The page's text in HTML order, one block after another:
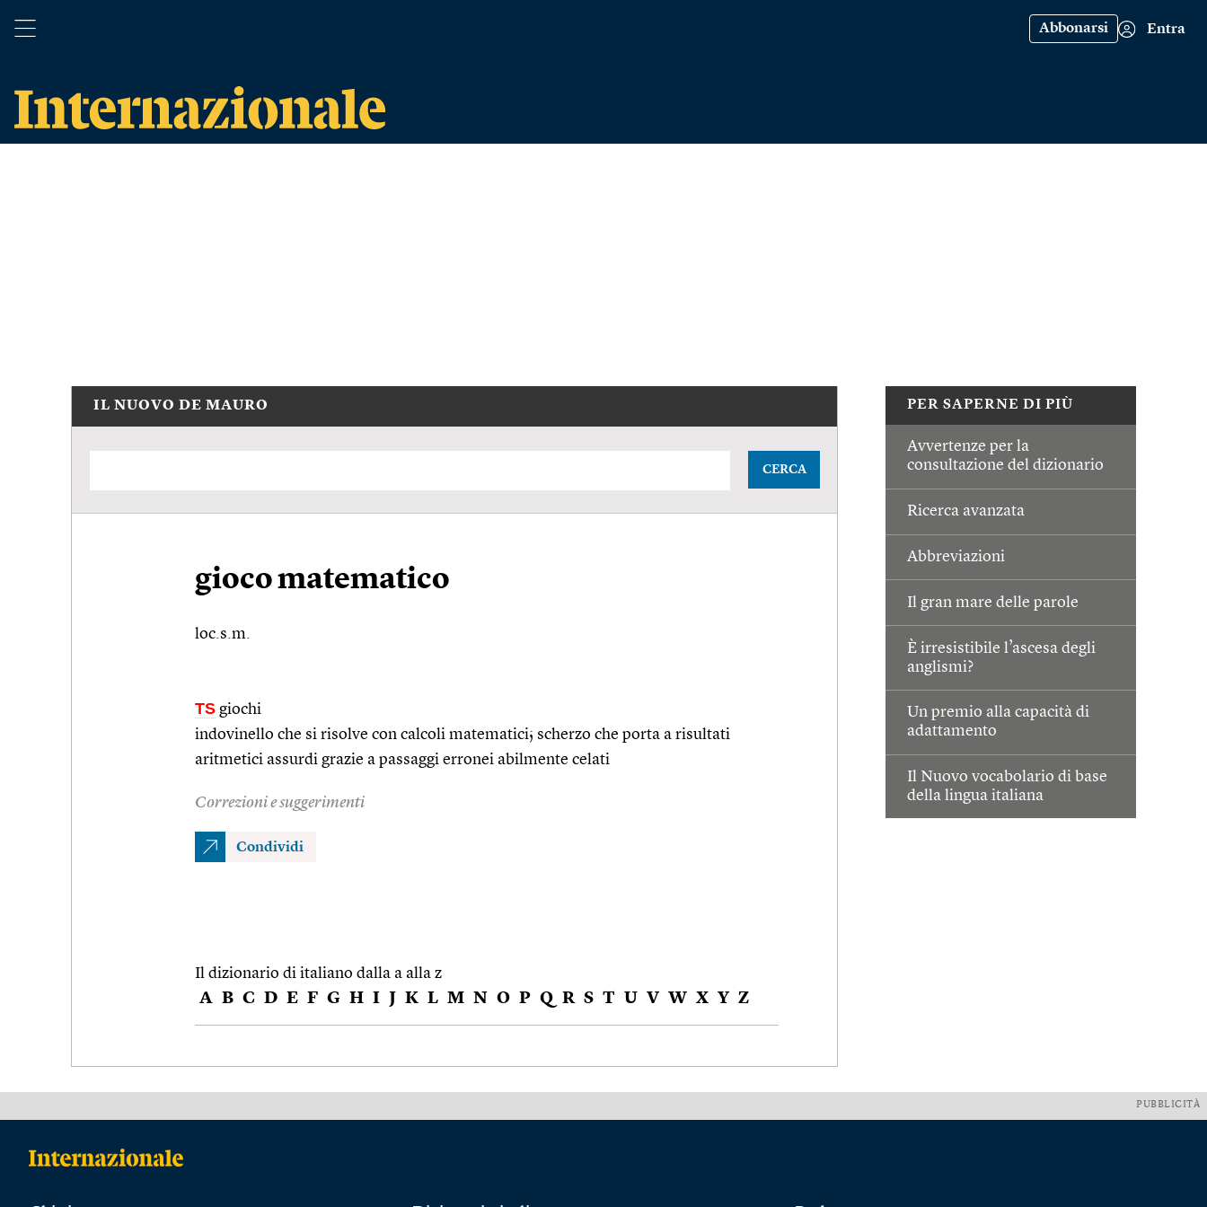
Abbonarsi Entra
PER SAPERNE DI PIÙ
Avvertenze per la
consultazione del dizionario
Ricerca avanzata
Abbreviazioni
Il gran mare delle parole
È irresistibile l’ascesa degli
anglismi?
Un premio alla capacità di
adattamento
Il Nuovo vocabolario di base
della lingua italiana
IL NUOVO DE MAURO
CERCA
gioco matematico
loc.s.m.
TS giochi
indovinello che si risolve con calcoli matematici; scherzo che porta a risultati
aritmetici assurdi grazie a passaggi erronei abilmente celati
Correzioni e suggerimenti
Condividi
Il dizionario di italiano dalla a alla z
A B C D E F G H I J K L M N O P Q R S T U V W X Y Z
PUBBLICITÀ